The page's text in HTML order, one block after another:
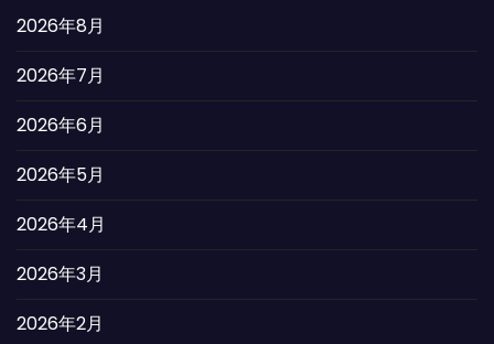
2026年8月
2026年7月
2026年6月
2026年5月
2026年4月
2026年3月
2026年2月